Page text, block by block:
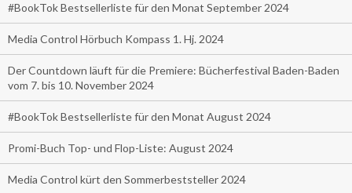
#BookTok Bestsellerliste für den Monat September 2024
Media Control Hörbuch Kompass 1. Hj. 2024
Der Countdown läuft für die Premiere: Bücherfestival Baden-Baden
vom 7. bis 10. November 2024
#BookTok Bestsellerliste für den Monat August 2024
Promi-Buch Top- und Flop-Liste: August 2024
Media Control kürt den Sommerbeststeller 2024